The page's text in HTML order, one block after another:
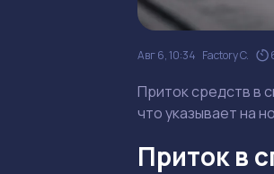
Авг 6, 10:34 Factory C.
Приток средств в
что указывает на
Приток в